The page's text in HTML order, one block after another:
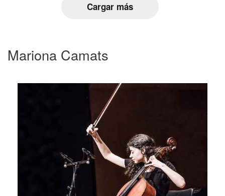
Cargar más
Mariona Camats